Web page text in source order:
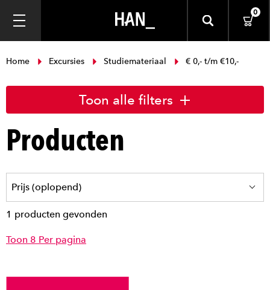
0
Home Excursies Studiemateriaal € 0,- t/m €10,-
Toon alle filters
Producten
1 producten gevonden
Toon 8 Per pagina